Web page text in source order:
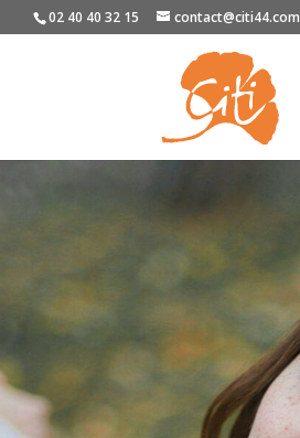
02 40 40 32 15 contact@citi44.com